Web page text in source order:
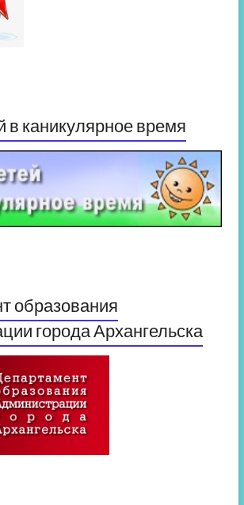
в каникулярное время
образования
города Архангельска